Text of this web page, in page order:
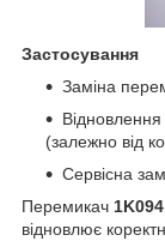
Застосування
Заміна
(залежно від
Сервісна
Перемикач
відновлює